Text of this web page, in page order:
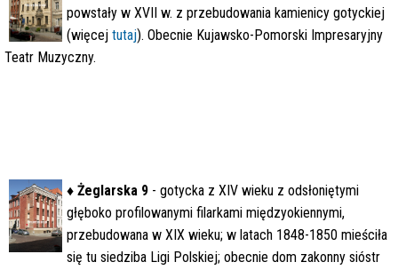
powstały w XVII w. z przebudowania kamienicy gotyckiej
(więcej tutaj). Obecnie Kujawsko-Pomorski Impresaryjny
Teatr Muzyczny.
♦ Żeglarska 9 - gotycka z XIV wieku z odsłoniętymi
głęboko profilowanymi filarkami międzyokiennymi,
przebudowana w XIX wieku; w latach 1848-1850 mieściła
się tu siedziba Ligi Polskiej; obecnie dom zakonny sióstr